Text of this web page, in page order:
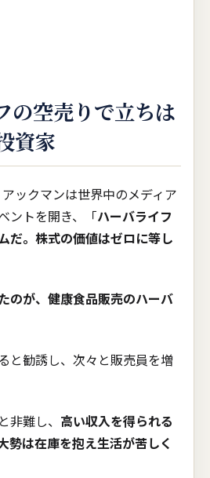
の空売りで立ちは
資家
ックマンは世界中のメディア
ントを開き、「ハーバライフ
だ。株式の価値はゼロに等し
のが、健康食品販売のハーバ
と勧誘し、次々と販売員を増
非難し、 高い収入を得られる
勢は在庫を抱え生活が苦しく